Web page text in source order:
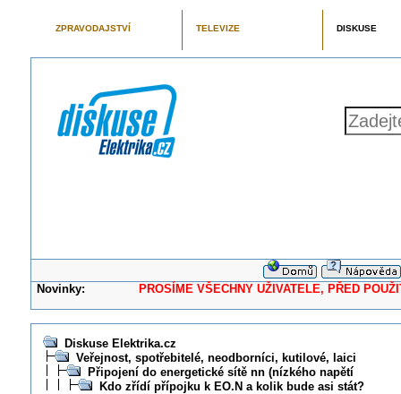
ZPRAVODAJSTVÍ TELEVIZE DISKUSE
Novinky: PROSÍME VŠECHNY UŽIVATELE, PŘED
Diskuse Elektrika.cz
Veřejnost, spotřebitelé, neodborníci, kutilové, laici
Připojení do energetické sítě nn (nízkého napětí
Kdo zřídí přípojku k EO.N a kolik bude asi stát?